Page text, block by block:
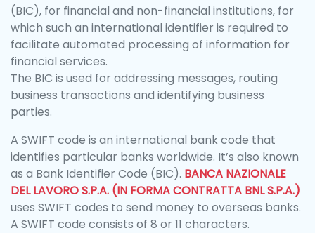
(BIC), for financial and non-financial institutions, for
which such an international identifier is required to
facilitate automated processing of information for
financial services.
The BIC is used for addressing messages, routing
business transactions and identifying business
parties.
A SWIFT code is an international bank code that
identifies particular banks worldwide. It’s also known
as a Bank Identifier Code (BIC). BANCA NAZIONALE
DEL LAVORO S.P.A. (IN FORMA CONTRATTA BNL S.P.A.)
uses SWIFT codes to send money to overseas banks.
A SWIFT code consists of 8 or 11 characters.